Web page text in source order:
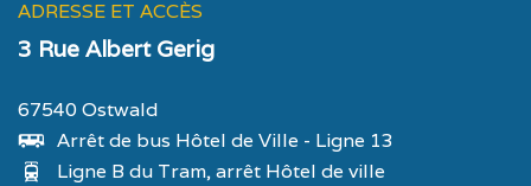
ADRESSE ET ACCÈS
3 Rue Albert Gerig
67540 Ostwald
Arrêt de bus Hôtel de Ville - Ligne 13
Ligne B du Tram, arrêt Hôtel de ville